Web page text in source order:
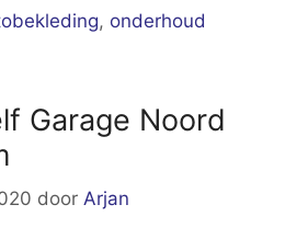
, onderhoud
Garage Noord
door Arjan